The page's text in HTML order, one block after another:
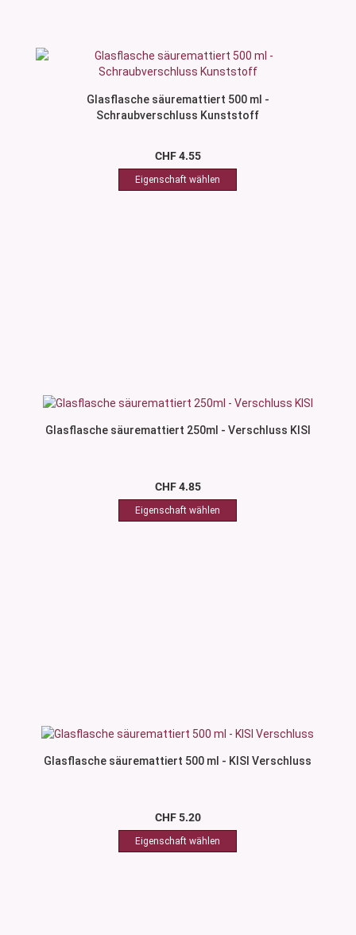
Glasflasche säuremattiert 500 ml -
Schraubverschluss Kunststoff
CHF 4.55
Glasflasche säuremattiert 250ml - Verschluss KISI
CHF 4.85
Glasflasche säuremattiert 500 ml - KISI Verschluss
CHF 5.20